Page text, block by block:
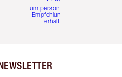
um personalisierte
Empfehlungen zu
erhalten